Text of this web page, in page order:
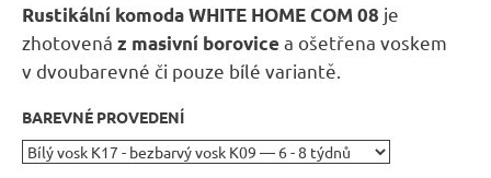
Rustikální komoda WHITE HOME COM 08 je
zhotovená z masivní borovicea ošetřena voskem
v dvoubarevné či pouze bílé variantě.
BAREVNÉ PROVEDENÍ
D
o
p
o
r